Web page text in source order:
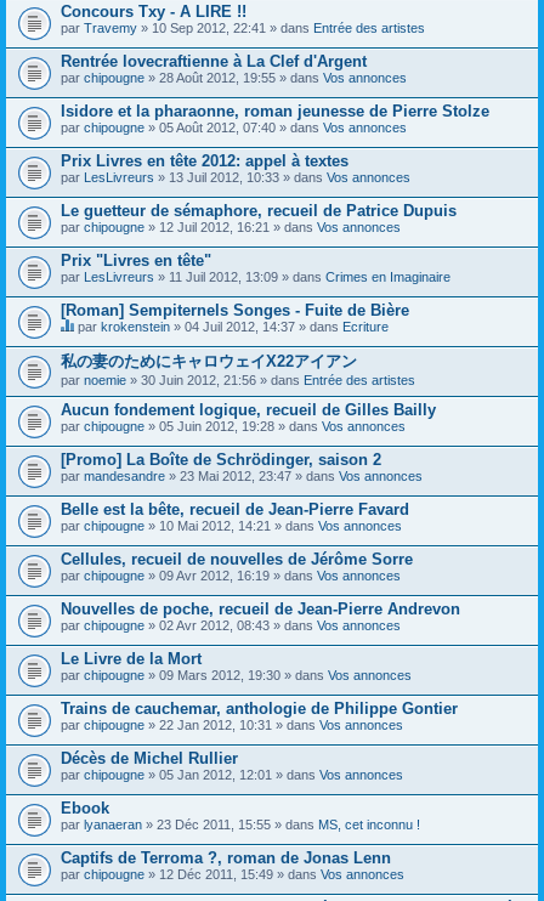
Concours Txy - A LIRE !!
par Travemy » 10 Sep 2012, 22:41 » dans Entrée des artistes
Rentrée lovecraftienne à La Clef d'Argent
par chipougne » 28 Août 2012, 19:55 » dans Vos annonces
Isidore et la pharaonne, roman jeunesse de Pierre Stolze
par chipougne » 05 Août 2012, 07:40 » dans Vos annonces
Prix Livres en tête 2012: appel à textes
par LesLivreurs » 13 Juil 2012, 10:33 » dans Vos annonces
Le guetteur de sémaphore, recueil de Patrice Dupuis
par chipougne » 12 Juil 2012, 16:21 » dans Vos annonces
Prix "Livres en tête"
par LesLivreurs » 11 Juil 2012, 13:09 » dans Crimes en Imaginaire
[Roman] Sempiternels Songes - Fuite de Bière
C
e
s
u
j
e
t
o
n
t
i
e
n
t
u
n
o
n
d
a
g
e
par krokenstein » 04 Juil 2012, 14:37 » dans Ecriture
私の妻のためにキャロウェイX22アイアン
par noemie » 30 Juin 2012, 21:56 » dans Entrée des artistes
Aucun fondement logique, recueil de Gilles Bailly
par chipougne » 05 Juin 2012, 19:28 » dans Vos annonces
[Promo] La Boîte de Schrödinger, saison 2
par mandesandre » 23 Mai 2012, 23:47 » dans Vos annonces
Belle est la bête, recueil de Jean-Pierre Favard
par chipougne » 10 Mai 2012, 14:21 » dans Vos annonces
Cellules, recueil de nouvelles de Jérôme Sorre
par chipougne » 09 Avr 2012, 16:19 » dans Vos annonces
Nouvelles de poche, recueil de Jean-Pierre Andrevon
par chipougne » 02 Avr 2012, 08:43 » dans Vos annonces
Le Livre de la Mort
par chipougne » 09 Mars 2012, 19:30 » dans Vos annonces
Trains de cauchemar, anthologie de Philippe Gontier
par chipougne » 22 Jan 2012, 10:31 » dans Vos annonces
Décès de Michel Rullier
par chipougne » 05 Jan 2012, 12:01 » dans Vos annonces
Ebook
par lyanaeran » 23 Déc 2011, 15:55 » dans MS, cet inconnu !
Captifs de Terroma ?, roman de Jonas Lenn
par chipougne » 12 Déc 2011, 15:49 » dans Vos annonces